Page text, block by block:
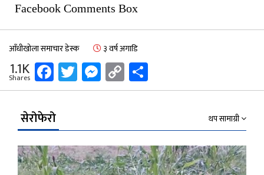
Facebook Comments Box
आँधीखोला समाचार डेस्क ३ वर्ष अगाडि
1.1K
Shares Facebook
Twitter
Messenger
Copy
Link
सेरोफेरो थप सामाग्री